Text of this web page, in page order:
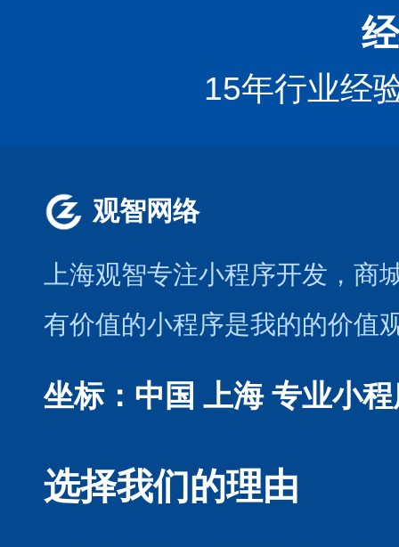
15年行业经
观智网络
上海观智专注小程序开发 ，商
有价值的小程序是我的的价值
坐标：中国 上海 专业小
选择我们的理由